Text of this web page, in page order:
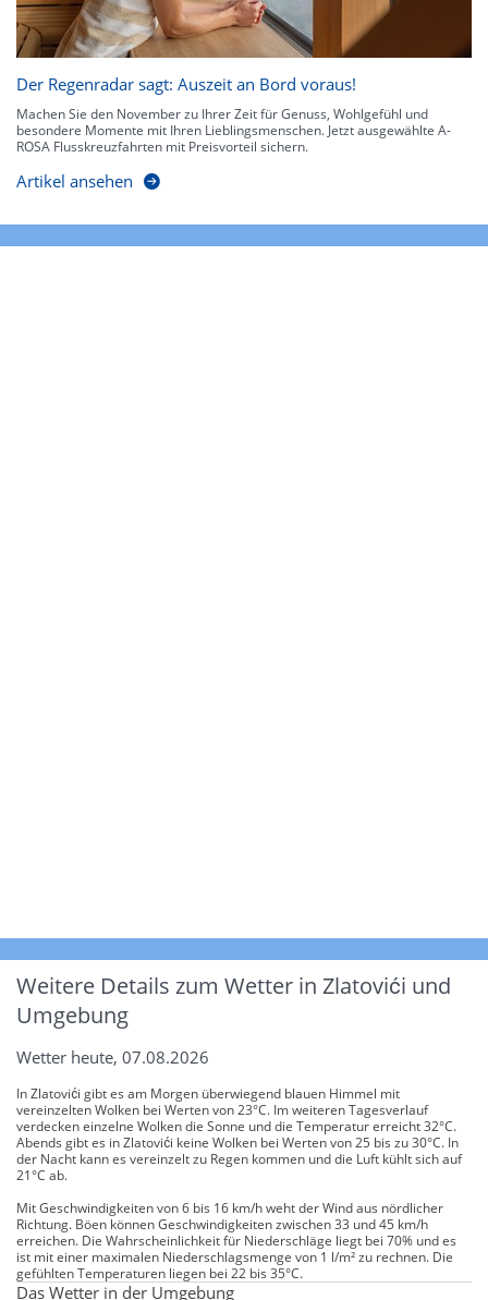
Der Regenradar sagt: Auszeit an Bord voraus!
Machen Sie den November zu Ihrer Zeit für Genuss, Wohlgefühl und
besondere Momente mit Ihren Lieblingsmenschen. Jetzt ausgewählte A-
ROSA Flusskreuzfahrten mit Preisvorteil sichern.
Artikel ansehen
Weitere Details zum Wetter in Zlatovići und
Umgebung
Wetter heute, 07.08.2026
In Zlatovići gibt es am Morgen überwiegend blauen Himmel mit
vereinzelten Wolken bei Werten von 23°C. Im weiteren Tagesverlauf
verdecken einzelne Wolken die Sonne und die Temperatur erreicht 32°C.
Abends gibt es in Zlatovići keine Wolken bei Werten von 25 bis zu 30°C. In
der Nacht kann es vereinzelt zu Regen kommen und die Luft kühlt sich auf
21°C ab.
Mit Geschwindigkeiten von 6 bis 16 km/h weht der Wind aus nördlicher
Richtung. Böen können Geschwindigkeiten zwischen 33 und 45 km/h
erreichen. Die Wahrscheinlichkeit für Niederschläge liegt bei 70% und es
ist mit einer maximalen Niederschlagsmenge von 1 l/m² zu rechnen. Die
gefühlten Temperaturen liegen bei 22 bis 35°C.
Das Wetter in der Umgebung